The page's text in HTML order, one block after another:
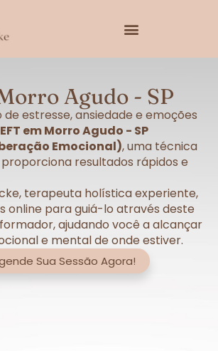
Agudo - SP
de estresse, ansiedade e emoções
EFT em Morro Agudo - SP
Emocional), uma técnica
resultados rápidos e
terapeuta holística experiente,
online para guiá-lo através deste
ajudando você a alcançar
e mental de onde estiver.
Sua Sessão Agora!